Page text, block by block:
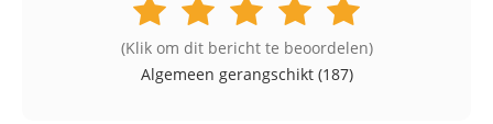
(Klik om dit bericht te beoordelen)
Algemeen gerangschikt (187)